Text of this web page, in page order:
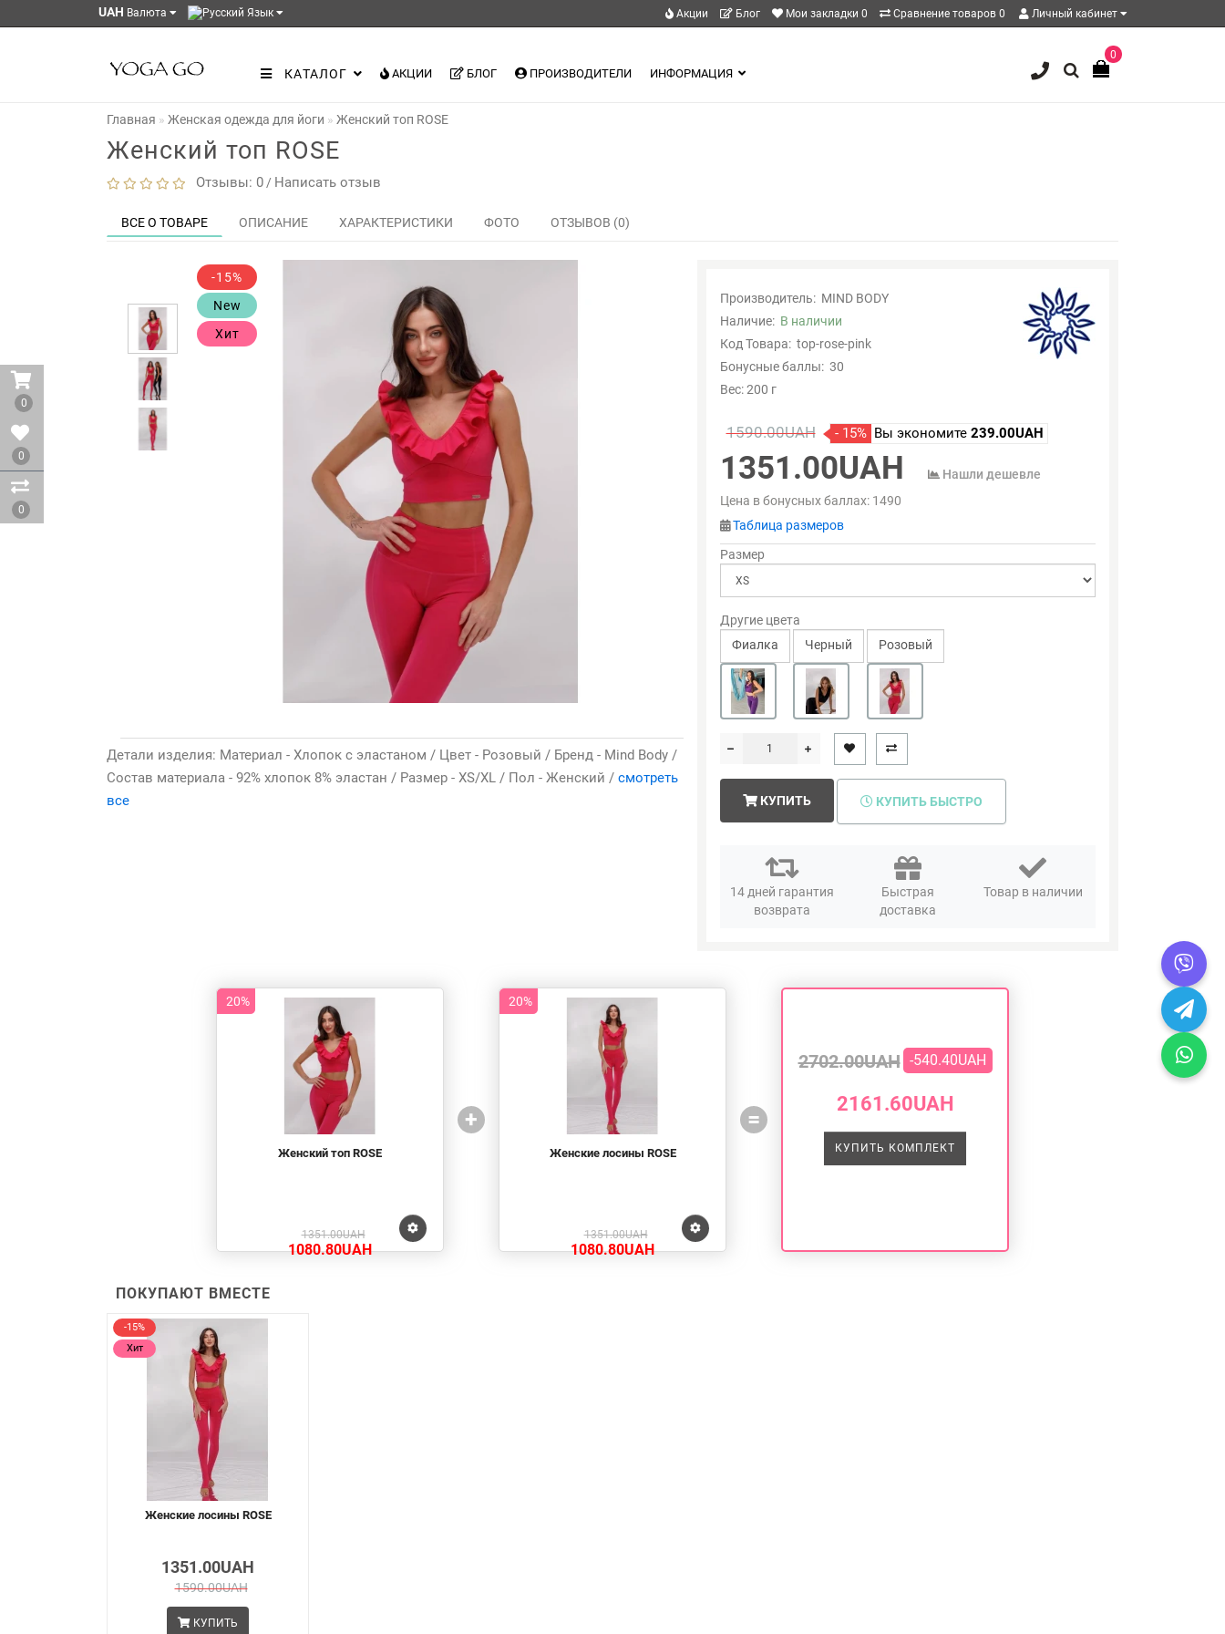
0
0
0
UAH Валюта Язык Акции Блог Мои закладки 0 Сравнение товаров 0 Личный кабинет
КАТАЛОГ АКЦИИ БЛОГ ПРОИЗВОДИТЕЛИ ИНФОРМАЦИЯ
0
Главная Женская одежда для йоги Женский топ ROSE
Женский топ ROSE
Отзывы: 0 / Написать отзыв
ВСЕ О ТОВАРЕ ОПИСАНИЕ ХАРАКТЕРИСТИКИ ФОТО ОТЗЫВОВ (0)
-15%
New
Хит
Детали изделия: Материал - Хлопок с эластаном / Цвет - Розовый / Бренд - Mind Body /
Состав материала - 92% хлопок 8% эластан / Размер - XS/XL / Пол - Женский / смотреть
все
Производитель: MIND BODY
Наличие: В наличии
Код Товара: top-rose-pink
Бонусные баллы:30
Вес: 200 г
1590.00UAH - 15% Вы экономите 239.00UAH
1351.00UAH
Нашли дешевле
Цена в бонусных баллах: 1490
Таблица размеров
Размер
Другие цвета
Фиaлка
Черный Розовый
КУПИТЬ КУПИТЬ БЫСТРО
14 дней гарантия
возврата
Быстрая
доставка
Товар в наличии
20%
Женский топ ROSE
1351.00UAH
1080.80UAH
+
20%
Женские лосины ROSE
1351.00UAH
1080.80UAH
=
2702.00UAH -540.40UAH
2161.60UAH
КУПИТЬ КОМПЛЕКТ
ПОКУПАЮТ ВМЕСТЕ
-15%
Хит
Женские лосины ROSE
1351.00UAH
1590.00UAH
КУПИТЬ